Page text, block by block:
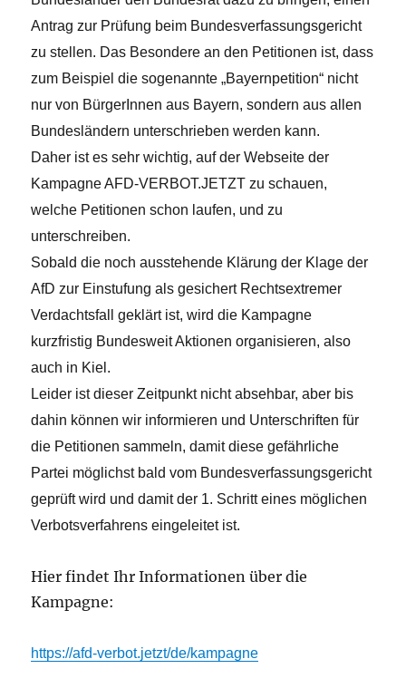
Antrag zur Prüfung beim Bundesverfassungsgericht
zu stellen. Das Besondere an den Petitionen ist, dass
zum Beispiel die sogenannte „Bayernpetition“ nicht
nur von BürgerInnen aus Bayern, sondern aus allen
Bundesländern unterschrieben werden kann.
Daher ist es sehr wichtig, auf der Webseite der
Kampagne AFD-VERBOT.JETZT zu schauen,
welche Petitionen schon laufen, und zu
unterschreiben.
Sobald die noch ausstehende Klärung der Klage der
AfD zur Einstufung als gesichert Rechtsextremer
Verdachtsfall geklärt ist, wird die Kampagne
kurzfristig Bundesweit Aktionen organisieren, also
auch in Kiel.
Leider ist dieser Zeitpunkt nicht absehbar, aber bis
dahin können wir informieren und Unterschriften für
die Petitionen sammeln, damit diese gefährliche
Partei möglichst bald vom Bundesverfassungsgericht
geprüft wird und damit der 1. Schritt eines möglichen
Verbotsverfahrens eingeleitet ist.
Hier findet Ihr Informationen über die
Kampagne:
https://afd-verbot.jetzt/de/kampagne